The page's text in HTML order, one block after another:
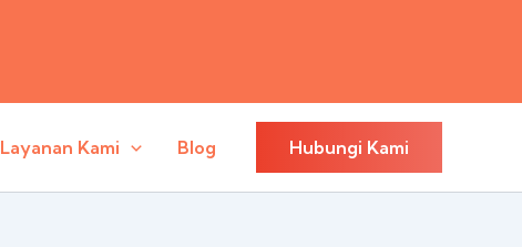
Layanan Kami Blog Hubungi Kami